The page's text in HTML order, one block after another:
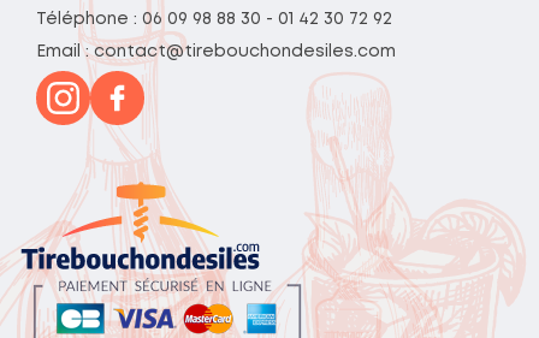
Téléphone : 06 09 98 88 30 - 01 42 30 72 92
Email : contact@tirebouchondesiles.com